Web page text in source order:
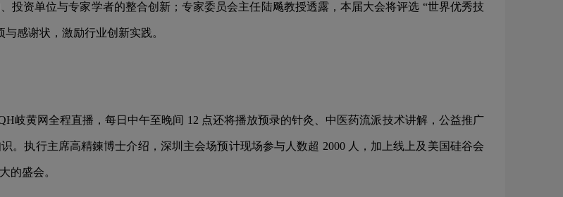
投资单位与专家学者的整合创新；专家委员会主任陆飚教授透露，本届大会将评选 “世界优秀技
感谢状，激励行业创新实践。
岐黄网全程直播，每日中午至晚间 12 点还将播放预录的针灸、中医药流派技术讲解，公益推广
。执行主席高精鍊博士介绍，深圳主会场预计现场参与人数超 2000 人，加上线上及美国硅谷会
的盛会。